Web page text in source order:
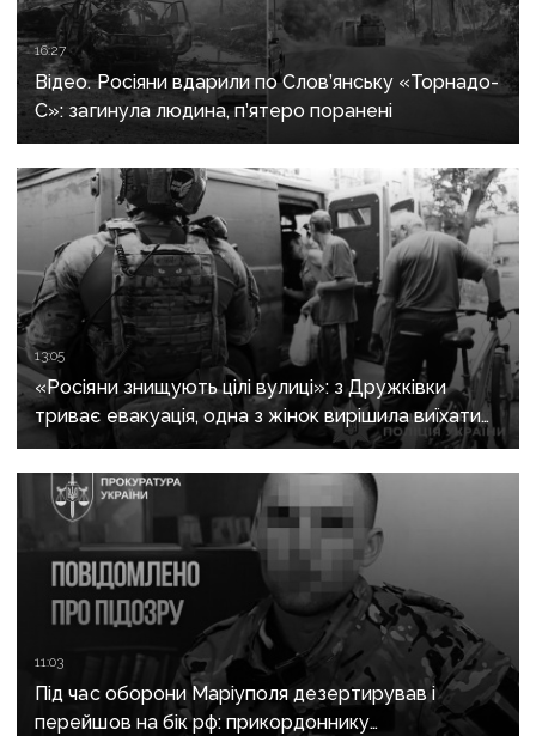
16:27
Відео. Росіяни вдарили по Слов’янську «Торнадо-
С»: загинула людина, п’ятеро поранені
13:05
«Росіяни знищують цілі вулиці»: з Дружківки
триває евакуація, одна з жінок вирішила виїхати
після загибелі чоловіка
11:03
Під час оборони Маріуполя дезертирував і
перейшов на бік рф: прикордоннику